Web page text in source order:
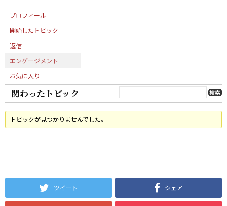
プロフィール
開始したトピック
返信
エンゲージメント
お気に入り
関わったトピック
トピックが見つかりませんでした。
ツイート シェア